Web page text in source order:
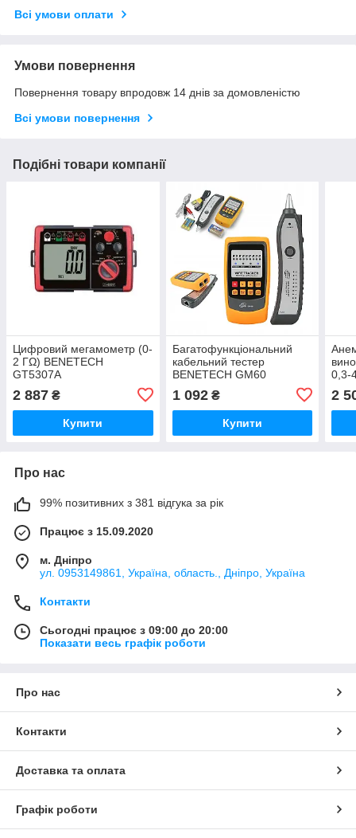
Всі умови оплати
Умови повернення
Повернення товару впродовж 14 днів за домовленістю
Всі умови повернення
Подібні товари компанії
Цифровий мегамометр (0-
2 ГΩ) BENETECH
GT5307A
2 887 ₴
Купити
Багатофункціональний
кабельний тестер
BENETECH GM60
1 092₴
Купити
0,3-
2
Про нас
99% позитивних з 381 відгука за рік
Працює з 15.09.2020
м. Дніпро
ул. 0953149861, Україна, область., Дніпро, Україна
Контакти
Сьогодні працює з 09:00 до 20:00
Показати весь графік роботи
Про нас
Контакти
Доставка та оплата
Графік роботи